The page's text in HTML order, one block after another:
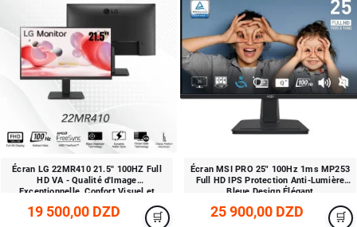
Écran LG 22MR410 21.5'' 100HZ Full
HD VA - Qualité d'Image
Exceptionnelle, Confort Visuel et
19 500,00 DZD
Écran MSI PRO 25" 100Hz 1ms MP253
Full HD IPS Protection Anti-Lumière
Bleue Design Élégant
25 900,00 DZD